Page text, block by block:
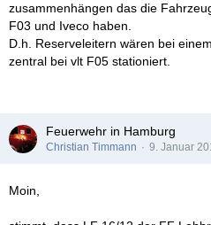
zusammenhängen das die
F03 und Iveco haben.
D.h. Reserveleitern wären bei
zentral bei vlt F05 stationiert.
Feuerwehr in Hamburg
Christian Timmann 9. Januar
Moin,